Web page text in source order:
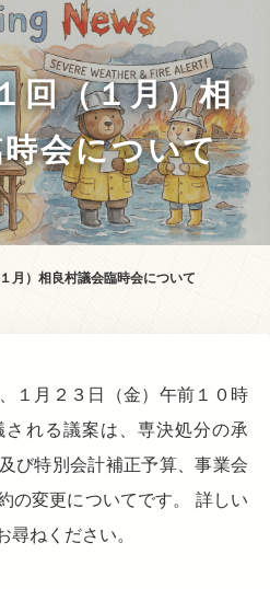
回（１月）相
会について
月）相良村議会臨時会について
１月２３日（金）午前１０時
れる議案は、専決処分の承
び特別会計補正予算、事業会
の変更についてです。 詳しい
尋ねください。